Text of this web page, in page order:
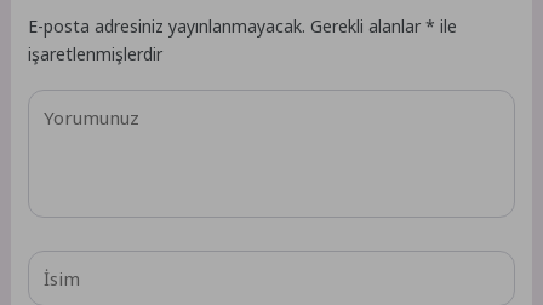
E-posta adresiniz yayınlanmayacak. Gerekli alanlar* ile
işaretlenmişlerdir